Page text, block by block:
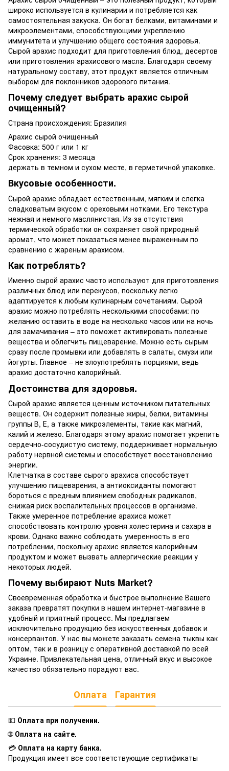
широко используется в кулинарии и потребляется как
самостоятельная закуска. Он богат белками, витаминами и
микроэлементами, способствующими укреплению
иммунитета и улучшению общего состояния здоровья.
Сырой арахис подходит для приготовления блюд, десертов
или приготовления арахисового масла. Благодаря своему
натуральному составу, этот продукт является отличным
выбором для поклонников здорового питания.
Почему следует выбрать арахис сырой
очищенный?
Страна происхождения: Бразилия
Арахис сырой очищенный
Фасовка: 500 г или 1 кг
Срок хранения: 3 месяца
держать в темном и сухом месте, в герметичной упаковке.
Вкусовые особенности.
Сырой арахис обладает естественным, мягким и слегка
сладковатым вкусом с ореховыми нотками. Его текстура
нежная и немного маслянистая. Из-за отсутствия
термической обработки он сохраняет свой природный
аромат, что может показаться менее выраженным по
сравнению с жареным арахисом.
Как потреблять?
Именно сырой арахис часто используют для приготовления
различных блюд или перекусов, поскольку легко
адаптируется к любым кулинарным сочетаниям. Сырой
арахис можно потреблять несколькими способами: по
желанию оставить в воде на несколько часов или на ночь
для замачивания – это поможет активировать полезные
вещества и облегчить пищеварение. Можно есть сырым
сразу после промывки или добавлять в салаты, смузи или
йогурты. Главное – не злоупотреблять порциями, ведь
арахис достаточно калорийный.
Достоинства для здоровья.
Сырой арахис является ценным источником питательных
веществ. Он содержит полезные жиры, белки, витамины
группы В, Е, а также микроэлементы, такие как магний,
калий и железо. Благодаря этому арахис помогает укрепить
сердечно-сосудистую систему, поддерживает нормальную
работу нервной системы и способствует восстановлению
энергии.
Клетчатка в составе сырого арахиса способствует
улучшению пищеварения, а антиоксиданты помогают
бороться с вредным влиянием свободных радикалов,
снижая риск воспалительных процессов в организме.
Также умеренное потребление арахиса может
способствовать контролю уровня холестерина и сахара в
крови. Однако важно соблюдать умеренность в его
потреблении, поскольку арахис является калорийным
продуктом и может вызвать аллергические реакции у
некоторых людей.
Почему выбирают Nuts Market?
Своевременная обработка и быстрое выполнение Вашего
заказа превратят покупки в нашем интернет-магазине в
удобный и приятный процесс. Мы предлагаем
исключительно продукцию без искусственных добавок и
консервантов. У нас вы можете заказать семена тыквы как
оптом, так и в розницу с оперативной доставкой по всей
Украине. Привлекательная цена, отличный вкус и высокое
качество обязательно порадуют вас.
Оплата Гарантия
💵 Оплата при получении.
🌐 Оплата на сайте.
💳 Оплата на карту банка.
Продукция имеет все соответствующие сертификаты